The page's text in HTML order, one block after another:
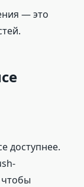
— это
доступнее.